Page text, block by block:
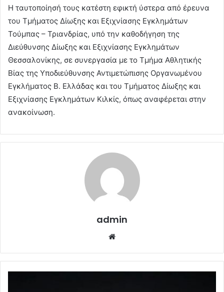
Η ταυτοποίησή τους κατέστη εφικτή ύστερα από έρευνα
του Τμήματος Δίωξης και Εξιχνίασης Εγκλημάτων
Τούμπας – Τριανδρίας, υπό την καθοδήγηση της
Διεύθυνσης Δίωξης και Εξιχνίασης Εγκλημάτων
Θεσσαλονίκης, σε συνεργασία με το Τμήμα Αθλητικής
Βίας της Υποδιεύθυνσης Αντιμετώπισης Οργανωμένου
Εγκλήματος Β. Ελλάδας και του Τμήματος Δίωξης και
Εξιχνίασης Εγκλημάτων Κιλκίς, όπως αναφέρεται στην
ανακοίνωση.
admin